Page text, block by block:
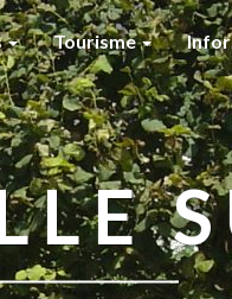
Tourisme